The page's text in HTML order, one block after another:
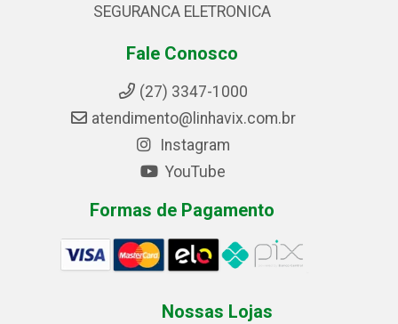
SEGURANCA ELETRONICA
Fale Conosco
(27) 3347-1000
atendimento@linhavix.com.br
Instagram
YouTube
Formas de Pagamento
Nossas Lojas